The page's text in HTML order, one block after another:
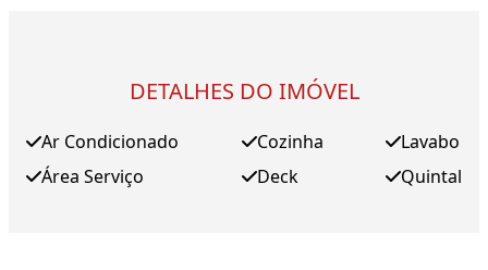
DETALHES DO IMÓVEL
Ar Condicionado
Área Serviço
Cozinha
Deck
Lavabo
Quintal